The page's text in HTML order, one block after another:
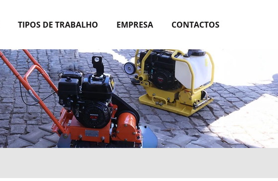
TIPOS DE TRABALHO EMPRESA CONTACTOS